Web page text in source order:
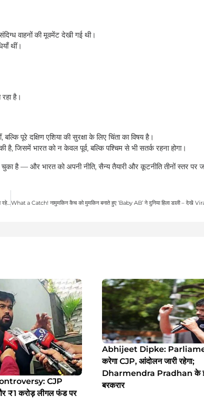
वाहनों की मूवमेंट देखी गई थी।
थीं।
रहा है।
पूरे दक्षिण एशिया की सुरक्षा के लिए चिंता का विषय है।
है, जिसमें भारत को न केवल पूर्व, बल्कि पश्चिम से भी सतर्क रहना होगा।
है — और भारत को अपनी नीति, सैन्य तैयारी और कूटनीति तीनों स्तर पर
Pahalgam Terrorist Attack में मिले Terrorist Digital Footprints, एजेंसियों की जांच से खुल रहे कई बड़े राजWhat a Catch! नामुमकिन कैच को मुमकिन बनाते हुए ‘Baby AB’ ने दुनिया हिला डाली – देखें
CJP
₹1 करोड़ लीगल फंड पर
Abhijeet Dipke:
करेगा CJP, आंदोलन जारी रहेगा;
Dharmendra Pradhan के
बरकरार